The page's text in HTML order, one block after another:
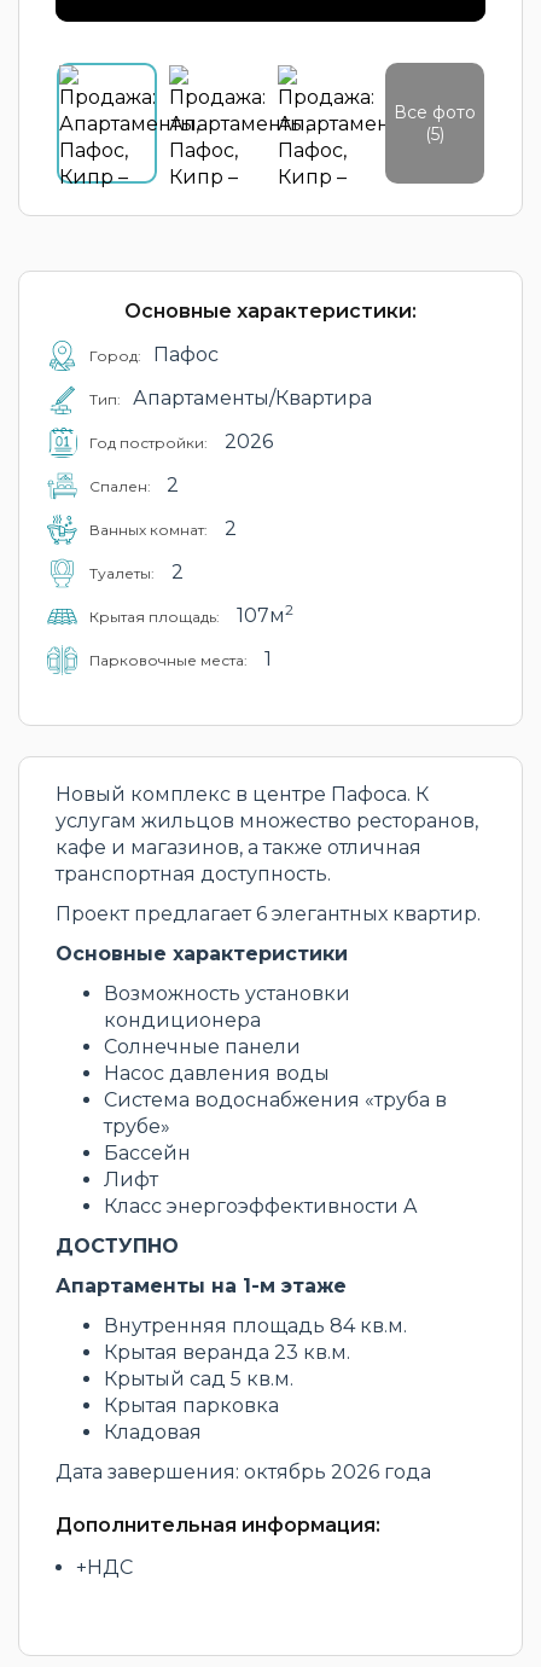
Все фото
(5)
Основные характеристики:
Город: Пафос
Тип: Апартаменты/Квартира
Год постройки: 2026
Cпален: 2
Ванных комнат: 2
Туалеты: 2
Крытая площадь: 107м2
Парковочные места: 1
Новый комплекс в центре Пафоса. К
услугам жильцов множество ресторанов,
кафе и магазинов, а также отличная
транспортная доступность.
Проект предлагает 6 элегантных квартир.
Основные характеристики
Возможность установки
кондиционера
Солнечные панели
Насос давления воды
Система водоснабжения «труба в
трубе»
Бассейн
Лифт
Класс энергоэффективности A
ДОСТУПНО
Апартаменты на 1-м этаже
Внутренняя площадь 84 кв.м.
Крытая веранда 23 кв.м.
Крытый сад 5 кв.м.
Крытая парковка
Кладовая
Дата завершения: октябрь 2026 года
Дополнительная информация:
+НДС